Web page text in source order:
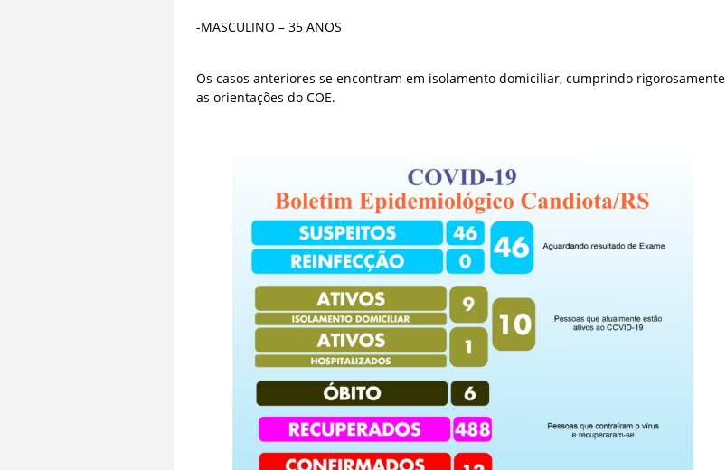
-MASCULINO – 35 ANOS
Os casos anteriores se encontram em isolamento domiciliar, cumprindo rigorosamente
as orientações do COE.